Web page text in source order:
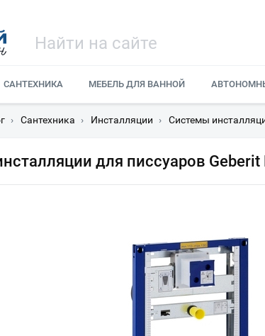
САНТЕХНИКА МЕБЕЛЬ ДЛЯ ВАННОЙ
› Сантехника › Инсталляции › Системы
для писсуаров